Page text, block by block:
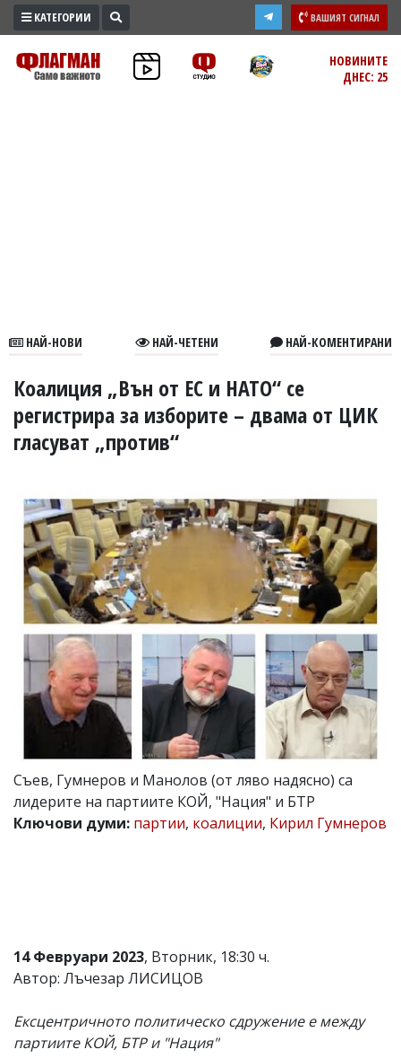
ПРОМО
ЗОНА
В
УКРАЙНА
СПОРТ
РАЗСЛЕДВАНЕ
ЮГ
Управители:
Веселин
Василев,
email:
v.vasilev@flagman.bg
Касабова,
k.kassabova@flagman.bg
Главен
редактор:
Колев,
email:
office@flagman.bg
Коментарите
редакцията
носи
за
Ако
КАТЕГОРИИ ВАШИЯТ СИГНАЛ
НОВИНИТЕ
ДНЕС: 25
НАЙ-НОВИ НАЙ-ЧЕТЕНИ НАЙ-КОМЕНТИРАНИ
Коалиция „Вън от ЕС и НАТО“ се
регистрира за изборите – двама от ЦИК
гласуват „против“
Съев, Гумнеров и Манолов (от ляво надясно) са
лидерите на партиите КОЙ, "Нация" и БТР
Ключови думи: партии, коалиции, Кирил Гумнеров
14 Февруари 2023, Вторник, 18:30 ч.
Автор: Лъчезар ЛИСИЦОВ
Ексцентричното политическо сдружение е между
партиите КОЙ, БТР и "Нация"